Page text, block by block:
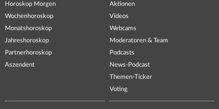
Horoskop Morgen
Wochenhoroskop
Monatshoroskop
Jahreshoroskop
Partnerhoroskop
Aszendent
Aktionen
Videos
Webcams
Moderatoren & Team
Podcasts
News-Podcast
Themen-Ticker
Voting